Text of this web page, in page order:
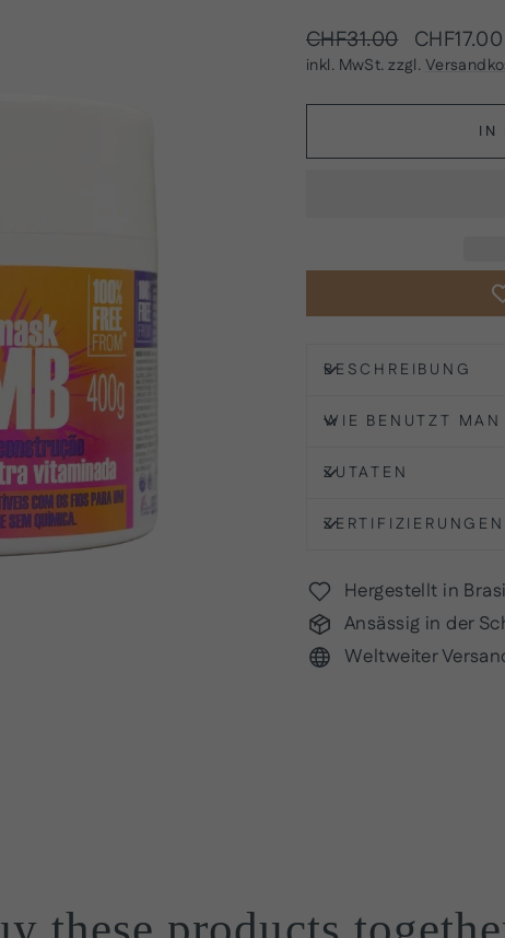
Normaler
Preis
CHF31.00 Sonderpreis
CHF17.00
inkl. MwSt. zzgl.
IN
BESCHREIBUNG
WIE BENUTZT MAN
ZUTATEN
ZERTIFIZIERUNGEN
Hergestellt in
Ansässig in der
Weltweiter